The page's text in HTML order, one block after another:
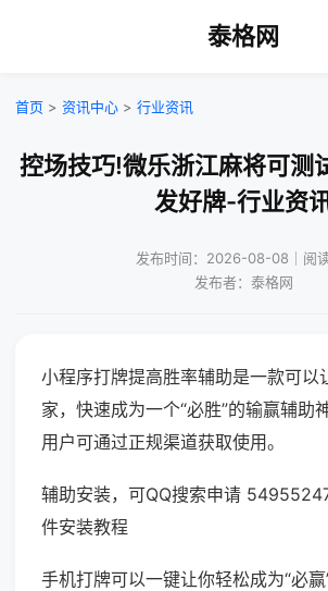
泰格网
首页 > 资讯中心 > 行业资讯
控场技巧!微乐浙江麻将可测
发好牌-行业资
发布时间：2026-08-08｜阅
发布者：泰格网
小程序打牌提高胜率辅助是一款可以
家，快速成为一个“必胜”的输赢辅助
用户可通过正规渠道获取使用。
辅助安装，可QQ搜索申请
件安装教程
手机打牌可以一键让你轻松成为“必